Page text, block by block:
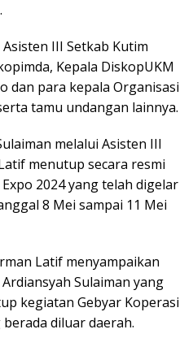
III Setkab Kutim
Kepala DiskopUKM
dan para kepala Organisasi
tamu undangan lainnya.
melalui Asisten III
menutup secara resmi
2024 yang telah digelar
8 Mei sampai 11 Mei
Latif menyampaikan
Sulaiman yang
kegiatan Gebyar Koperasi
diluar daerah.